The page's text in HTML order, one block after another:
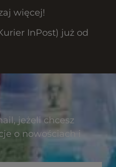
więcej!
InPost) już od
jeżeli chcesz
o nowościach i